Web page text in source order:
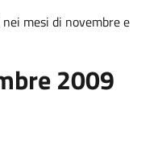
mesi di novembre e
2009